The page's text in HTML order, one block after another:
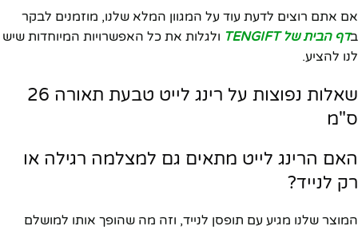
אם אתם רוצים לדעת עוד על המגוון המלא שלנו, מוזמנים לבקר
בדף הבית של TENGIFT
ולגלות את כל האפשרויות המיוחדות שיש
לנו להציע.
שאלות נפוצות על רינג לייט טבעת תאורה 26
ס"מ
האם הרינג לייט מתאים גם למצלמה רגילה או
רק לנייד?
המוצר שלנו מגיע עם תופסן לנייד, וזה מה שהופך אותו למושלם